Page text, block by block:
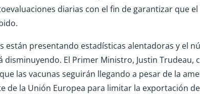
diarias con el fin de garantizar que
están presentando estadísticas alentadoras y el
disminuyendo. El Primer Ministro, Justin Trudeau,
las vacunas seguirán llegando a pesar de la
de la Unión Europea para limitar la exportación